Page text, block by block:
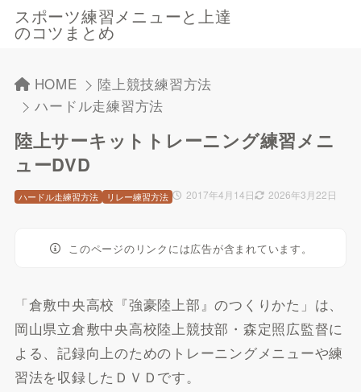
スポーツ練習メニューと上達
のコツまとめ
HOME
陸上競技練習方法
ハードル走練習方法
陸上サーキットトレーニング練習メニ
ューDVD
2017年4月14日 2026年3月22日
ハードル走練習方法 リレー練習方法
このページのリンクには広告が含まれています。
「倉敷中央高校『強豪陸上部』のつくりかた」は、
岡山県立倉敷中央高校陸上競技部・森定照広監督に
よる、記録向上のためのトレーニングメニューや練
習法を収録したＤＶＤです。